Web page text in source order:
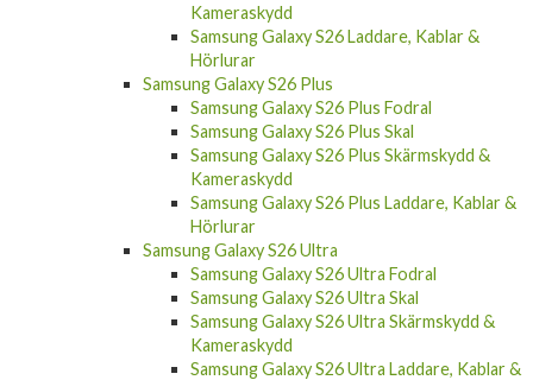
Kameraskydd
Samsung Galaxy S26 Laddare, Kablar &
Hörlurar
Samsung Galaxy S26 Plus
Samsung Galaxy S26 Plus Fodral
Samsung Galaxy S26 Plus Skal
Samsung Galaxy S26 Plus Skärmskydd &
Kameraskydd
Samsung Galaxy S26 Plus Laddare, Kablar &
Hörlurar
Samsung Galaxy S26 Ultra
Samsung Galaxy S26 Ultra Fodral
Samsung Galaxy S26 Ultra Skal
Samsung Galaxy S26 Ultra Skärmskydd &
Kameraskydd
Samsung Galaxy S26 Ultra Laddare, Kablar &